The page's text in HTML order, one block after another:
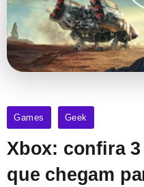
Games Geek
Xbox: confira
que chegam